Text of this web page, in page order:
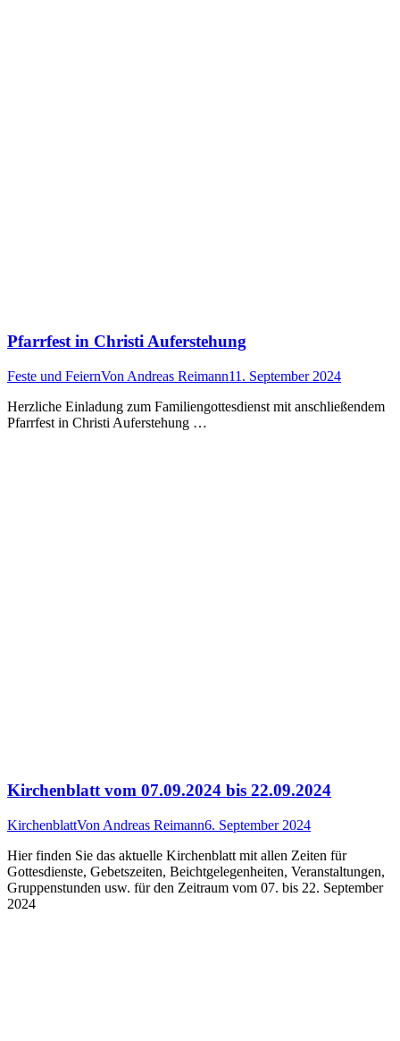
Pfarrfest in Christi Auferstehung
Feste und FeiernVon Andreas Reimann11. September 2024
Herzliche Einladung zum Familiengottesdienst mit anschließendem
Pfarrfest in Christi Auferstehung …
Kirchenblatt vom 07.09.2024 bis 22.09.2024
KirchenblattVon Andreas Reimann6. September 2024
Hier finden Sie das aktuelle Kirchenblatt mit allen Zeiten für
Gottesdienste, Gebetszeiten, Beichtgelegenheiten, Veranstaltungen,
Gruppenstunden usw. für den Zeitraum vom 07. bis 22. September
2024